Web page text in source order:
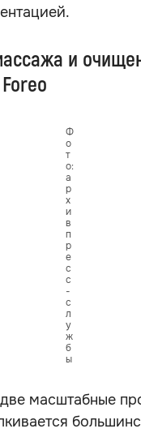
и
Ф
о
т
о:
а
р
х
и
в
п
р
е
с
с
-
с
л
у
ж
б
ы
масштабные